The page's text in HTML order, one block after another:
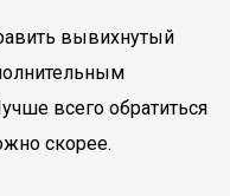
вывихнутый
всего обратиться
скорее.